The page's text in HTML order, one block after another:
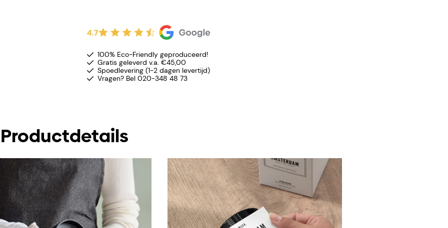
4.7
100% Eco-Friendly geproduceerd!
Gratis geleverd v.a. €45,00
Spoedlevering (1-2 dagen levertijd)
Vragen? Bel 020-348 48 73
Productdetails